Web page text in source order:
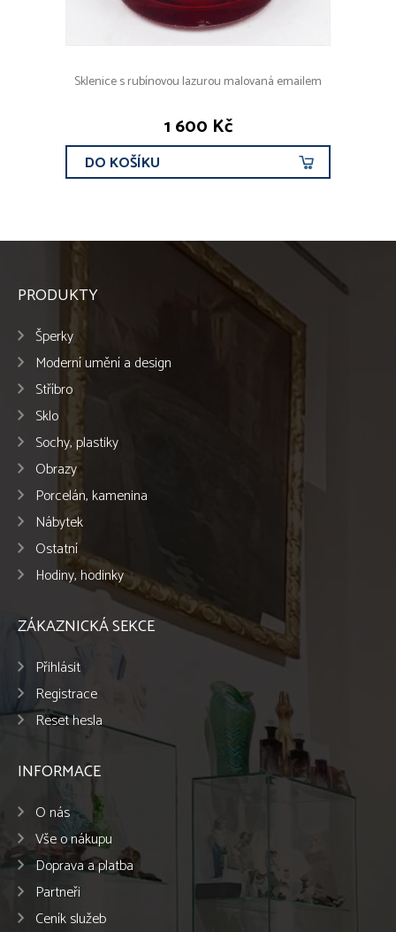
Sklenice s rubínovou lazurou malovaná emailem
1 600 Kč
DO KOŠÍKU
PRODUKTY
Šperky
Moderní umění a design
Stříbro
Sklo
Sochy, plastiky
Obrazy
Porcelán, kamenina
Nábytek
Ostatní
Hodiny, hodinky
ZÁKAZNICKÁ SEKCE
Přihlásit
Registrace
Reset hesla
INFORMACE
O nás
Vše o nákupu
Doprava a platba
Partneři
Ceník služeb